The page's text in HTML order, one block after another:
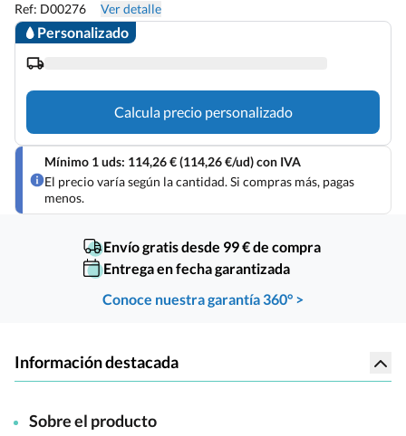
Ref: D00276 Ver detalle
Personalizado
Calcula precio personalizado
Mínimo 1 uds: 114,26 € (114,26 €/ud) con IVA
El precio varía según la cantidad. Si compras más, pagas
menos.
Envío gratis desde 99 € de compra
Entrega en fecha garantizada
Conoce nuestra garantía 360° >
Información destacada
Sobre el producto